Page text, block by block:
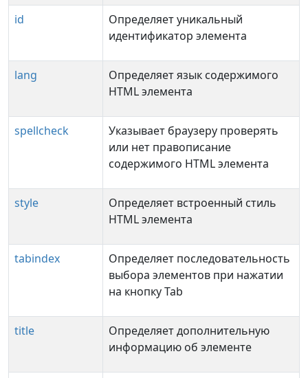
id
Определяет уникальный
идентификатор элемента
lang
Определяет язык содержимого
HTML элемента
spellcheck
Указывает браузеру проверять
или нет правописание
содержимого HTML элемента
style
Определяет встроенный стиль
HTML элемента
tabindex
Определяет последовательность
выбора элементов при нажатии
на кнопку Tab
title
Определяет дополнительную
информацию об элементе